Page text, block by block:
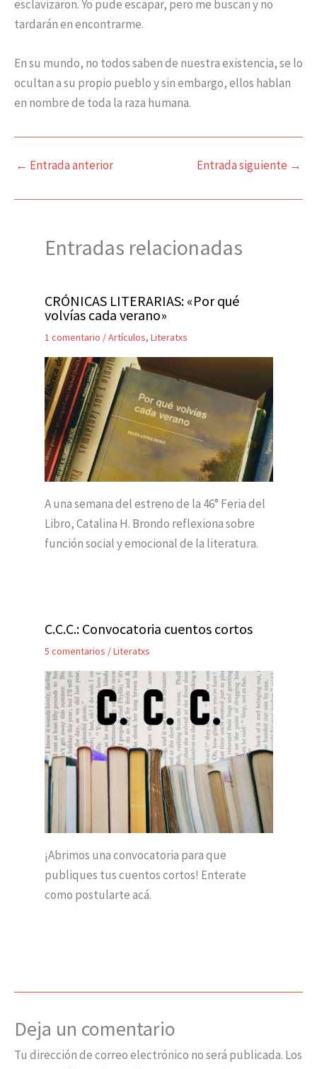
esclavizaron. Yo pude escapar, pero me buscan y no
tardarán en encontrarme.
En su mundo, no todos saben de nuestra existencia, se lo
ocultan a su propio pueblo y sin embargo, ellos hablan
en nombre de toda la raza humana.
← Entrada anterior Entrada siguiente →
Entradas relacionadas
CRÓNICAS LITERARIAS: «Por qué
volvías cada verano»
1 comentario /Artículos, Literatxs
A una semana del estreno de la 46° Feria del
Libro, Catalina H. Brondo reflexiona sobre
función social y emocional de la literatura.
C.C.C.: Convocatoria cuentos cortos
5 comentarios /Literatxs
¡Abrimos una convocatoria para que
publiques tus cuentos cortos! Enterate
como postularte acá.
Deja un comentario
Tu dirección de correo electrónico no será publicada. Los